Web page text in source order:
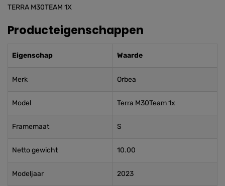
TERRA M30TEAM 1X
Producteigenschappen
Eigenschap Waarde
Merk Orbea
Model Terra M30Team 1x
Framemaat S
Netto gewicht 10.00
Modeljaar 2023